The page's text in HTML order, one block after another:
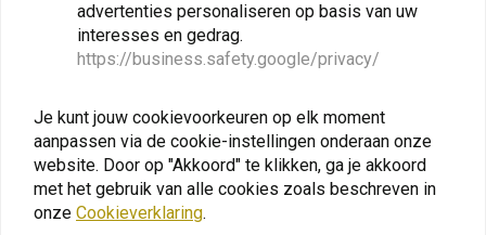
advertenties personaliseren op basis van uw
interesses en gedrag.
https://business.safety.google/privacy/
Je kunt jouw cookievoorkeuren op elk moment
aanpassen via de cookie-instellingen onderaan onze
website. Door op "Akkoord" te klikken, ga je akkoord
met het gebruik van alle cookies zoals beschreven in
onze Cookieverklaring.